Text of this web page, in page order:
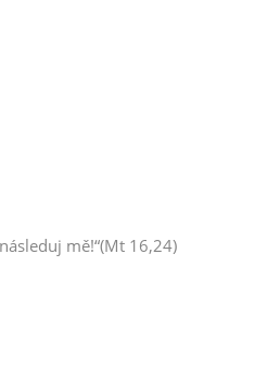
mě!“(Mt 16,24)